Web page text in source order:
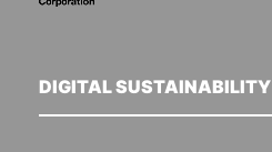
DIGITAL SUSTAINABILITY